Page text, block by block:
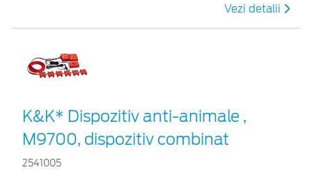
Vezi detalii
K&K* Dispozitiv anti-animale ,
M9700, dispozitiv combinat
2541005